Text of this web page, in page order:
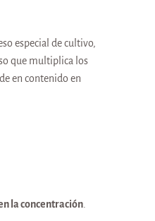
especial de cultivo,
que multiplica los
en contenido en
la concentración